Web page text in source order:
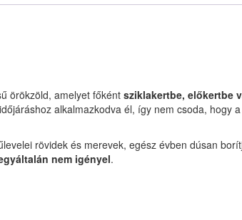
örökzöld, amelyet főként sziklakertbe, előkertbe
alkalmazkodva él, így nem csoda, hogy a
rövidek és merevek, egész évben dúsan
nem igényel.